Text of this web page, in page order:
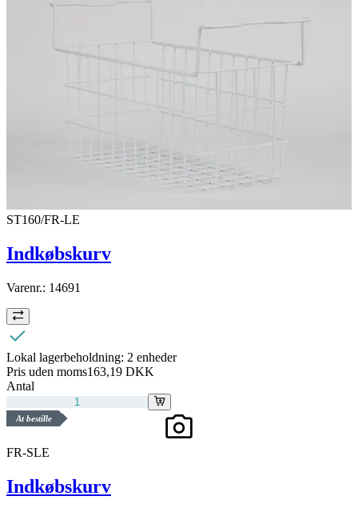
ST160/FR-LE
Indkøbskurv
Varenr.: 14691
Lokal lagerbeholdning: 2 enheder
Pris uden moms163,19 DKK
Antal
At bestille
FR-SLE
Indkøbskurv